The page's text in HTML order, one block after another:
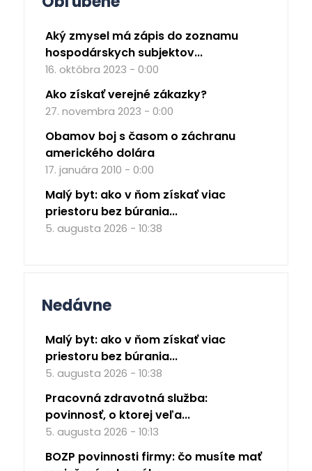
Aký zmysel má zápis do zoznamu
hospodárskych subjektov...
16. októbra 2023 - 0:00
Ako získať verejné zákazky?
27. novembra 2023 - 0:00
Obamov boj s časom o záchranu
amerického dolára
17. januára 2010 - 0:00
Malý byt: ako v ňom získať viac
priestoru bez búrania...
5. augusta 2026 - 10:38
Nedávne
Malý byt: ako v ňom získať viac
priestoru bez búrania...
5. augusta 2026 - 10:38
Pracovná zdravotná služba:
povinnosť, o ktorej veľa...
5. augusta 2026 - 10:13
BOZP povinnosti firmy: čo musíte mať